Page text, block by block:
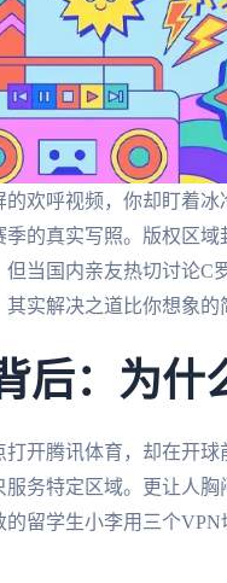
的欢呼视频，你却盯着
的真实写照。版权区
但当国内亲友热切讨论
实解决之道比你想象的
后：为什
开腾讯体育，却在开
服务特定区域。更让人
的留学生小李用三个